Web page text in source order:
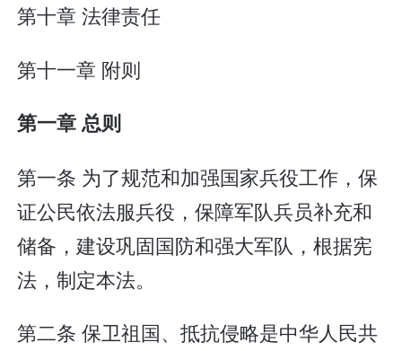
第十章 法律责任
第十一章 附则
第一章 总则
第一条 为了规范和加强国家兵役工作，保
证公民依法服兵役，保障军队兵员补充和
储备，建设巩固国防和强大军队，根据宪
法，制定本法。
第二条 保卫祖国、抵抗侵略是中华人民共